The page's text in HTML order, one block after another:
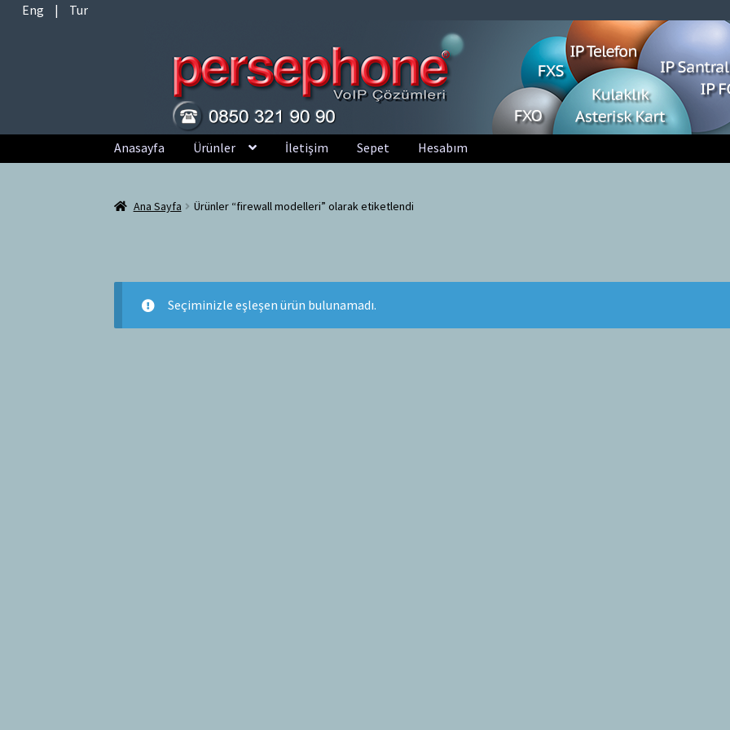
Eng | Tur
Dolaşıma
geç
İçeriğe
geç
Anasayfa Ürünler İletişim Sepet Hesabım
Ana Sayfa Ürünler “firewall modelleri” olarak etiketlendi
Seçiminizle eşleşen ürün bulunamadı.